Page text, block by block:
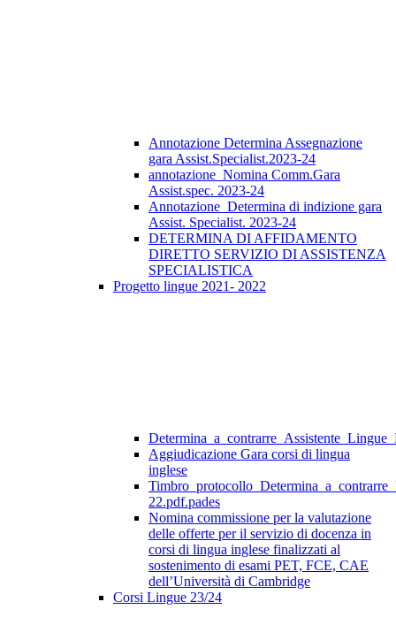
Annotazione Determina Assegnazione
gara Assist.Specialist.2023-24
annotazione_Nomina Comm.Gara
Assist.spec. 2023-24
Annotazione_Determina di indizione gara
Assist. Specialist. 2023-24
DETERMINA DI AFFIDAMENTO
DIRETTO SERVIZIO DI ASSISTENZA
SPECIALISTICA
Progetto lingue 2021- 2022
Aggiudicazione Gara corsi di lingua
inglese
22.pdf.pades
Nomina commissione per la valutazione
delle offerte per il servizio di docenza in
corsi di lingua inglese finalizzati al
sostenimento di esami PET, FCE, CAE
dell’Università di Cambridge
Corsi Lingue 23/24